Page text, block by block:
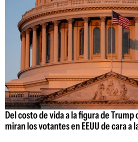
Del costo de vida a la figura de
miran los votantes en EEUU de cara a